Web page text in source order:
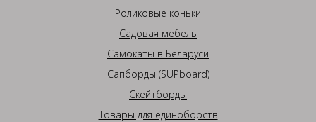
Роликовые коньки
Садовая мебель
Самокаты в Беларуси
Сапборды (SUPboard)
Скейтборды
Товары для единоборств